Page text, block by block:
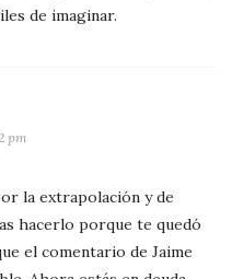
de imaginar.
pm
la extrapolación y de
hacerlo porque te quedó
el comentario de Jaime